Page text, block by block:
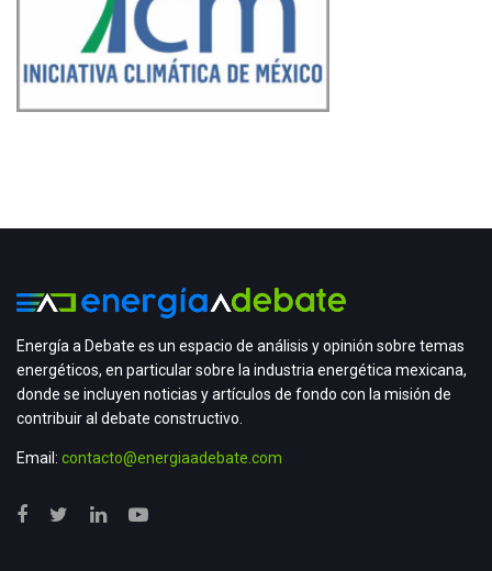
Energía a Debate es un espacio de análisis y opinión sobre temas
energéticos, en particular sobre la industria energética mexicana,
donde se incluyen noticias y artículos de fondo con la misión de
contribuir al debate constructivo.
Email: contacto@energiaadebate.com